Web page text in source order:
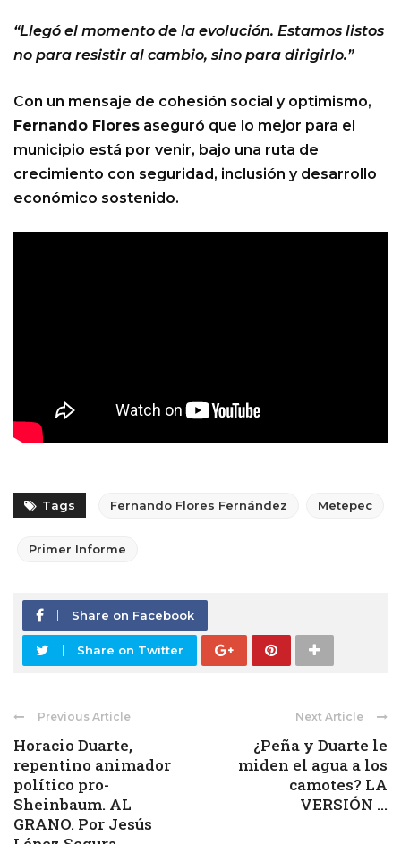
“Llegó el momento de la evolución. Estamos listos
no para resistir al cambio, sino para dirigirlo.”
Con un mensaje de cohesión social y optimismo,
Fernando Flores aseguró que lo mejor para el
municipio está por venir, bajo una ruta de
crecimiento con seguridad, inclusión y desarrollo
económico sostenido.
Tags Fernando Flores Fernández Metepec
Primer Informe
Share on Facebook
Share on Twitter
Previous Article
Horacio Duarte,
repentino animador
político pro-
Sheinbaum. AL
GRANO. Por Jesús
Next Article
¿Peña y Duarte le
miden el agua a los
camotes? LA
VERSIÓN ...